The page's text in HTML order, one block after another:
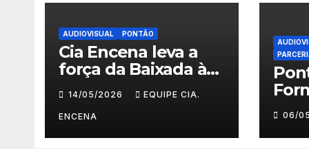
AUDIOVISUAL PONTÃO
Cia Encena leva a
força da Baixada à
ACRJ e abre
inscrições para a 2ª
turma do Fazendo
Meu Primeiro
14/05/2026 EQUIPE CIA.
ENCENA 06/